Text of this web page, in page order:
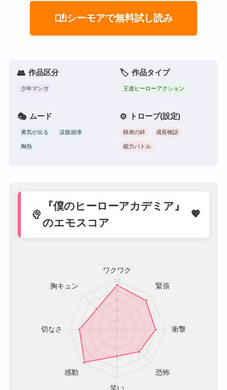
auto_storiesシーモアで無料試し読み
作品区分
少年マンガ
作品タイプ
王道ヒーローアクション
ムード
勇気が出る 涙腺崩壊
胸熱
トロープ(設定)
師弟の絆 成長物語
能力バトル
psychology
『僕のヒーローアカデミア』
のエモスコア